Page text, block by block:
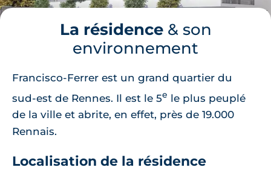
La résidence& son
environnement
Francisco-Ferrer est un grand quartier du
sud-est de Rennes. Il est le 5e le plus peuplé
de la ville et abrite, en effet, près de 19.000
Rennais.
Localisation de la résidence